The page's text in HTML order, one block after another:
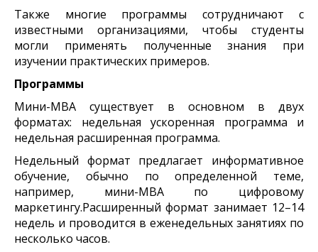
Также многие программы сотрудничают с
известными организациями, чтобы студенты
могли применять полученные знания при
изучении практических примеров.
Программы
Мини-MBA существует в основном в двух
форматах: недельная ускоренная программа и
недельная расширенная программа.
Недельный формат предлагает информативное
обучение, обычно по определенной теме,
например, мини-MBA по цифровому
маркетингу.Расширенный формат занимает 12–14
недель и проводится в еженедельных занятиях по
несколько часов.